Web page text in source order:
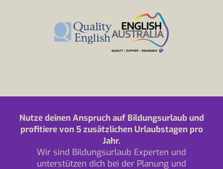
Nutze deinen Anspruch auf Bildungsurlaub und
profitiere von 5 zusätzlichen Urlaubstagen pro
Jahr.
Wir sind Bildungsurlaub Experten und
unterstützen dich bei der Planung und